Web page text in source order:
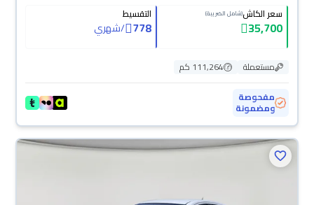
سعر الكاش(شامل الضريبة)
35,700
التقسيط
778
/شهري
مستعملة
111,264 كم
مفحوصة
ومضمونة